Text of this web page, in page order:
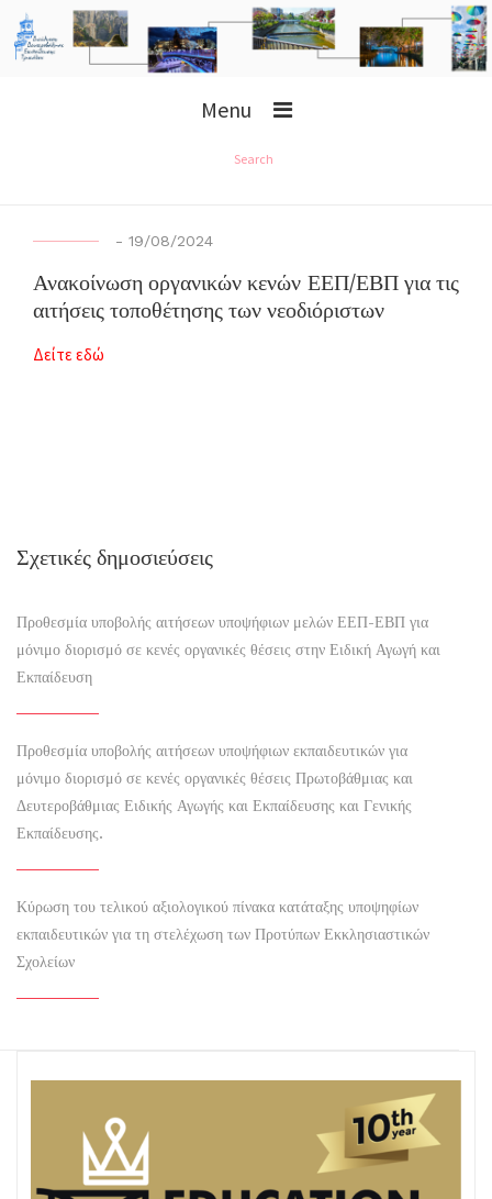
Menu
Search
- 19/08/2024
Ανακοίνωση οργανικών κενών ΕΕΠ/ΕΒΠ για τις
αιτήσεις τοποθέτησης των νεοδιόριστων
Δείτε εδώ
Σχετικές δημοσιεύσεις
Προθεσμία υποβολής αιτήσεων υποψήφιων μελών ΕΕΠ-ΕΒΠ για
μόνιμο διορισμό σε κενές οργανικές θέσεις στην Ειδική Αγωγή και
Εκπαίδευση
Προθεσμία υποβολής αιτήσεων υποψήφιων εκπαιδευτικών για
μόνιμο διορισμό σε κενές οργανικές θέσεις Πρωτοβάθμιας και
Δευτεροβάθμιας Ειδικής Αγωγής και Εκπαίδευσης και Γενικής
Εκπαίδευσης.
Κύρωση του τελικού αξιολογικού πίνακα κατάταξης υποψηφίων
εκπαιδευτικών για τη στελέχωση των Προτύπων Εκκλησιαστικών
Σχολείων